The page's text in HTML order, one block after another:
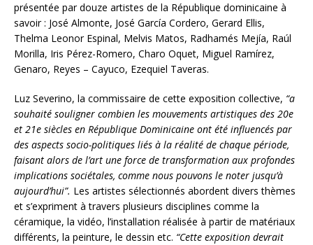
présentée par douze artistes de la République dominicaine à
savoir : José Almonte, José García Cordero, Gerard Ellis,
Thelma Leonor Espinal, Melvis Matos, Radhamés Mejía, Raúl
Morilla, Iris Pérez-Romero, Charo Oquet, Miguel Ramírez,
Genaro, Reyes – Cayuco, Ezequiel Taveras.
Luz Severino, la commissaire de cette exposition collective, “a
souhaité souligner combien les mouvements artistiques des 20e
et 21e siècles en République Dominicaine ont été influencés par
des aspects socio-politiques liés à la réalité de chaque période,
faisant alors de l’art une force de transformation aux profondes
implications sociétales, comme nous pouvons le noter jusqu’à
aujourd’hui”. Les artistes sélectionnés abordent divers thèmes
et s’expriment à travers plusieurs disciplines comme la
céramique, la vidéo, l’installation réalisée à partir de matériaux
différents, la peinture, le dessin etc. “Cette exposition devrait